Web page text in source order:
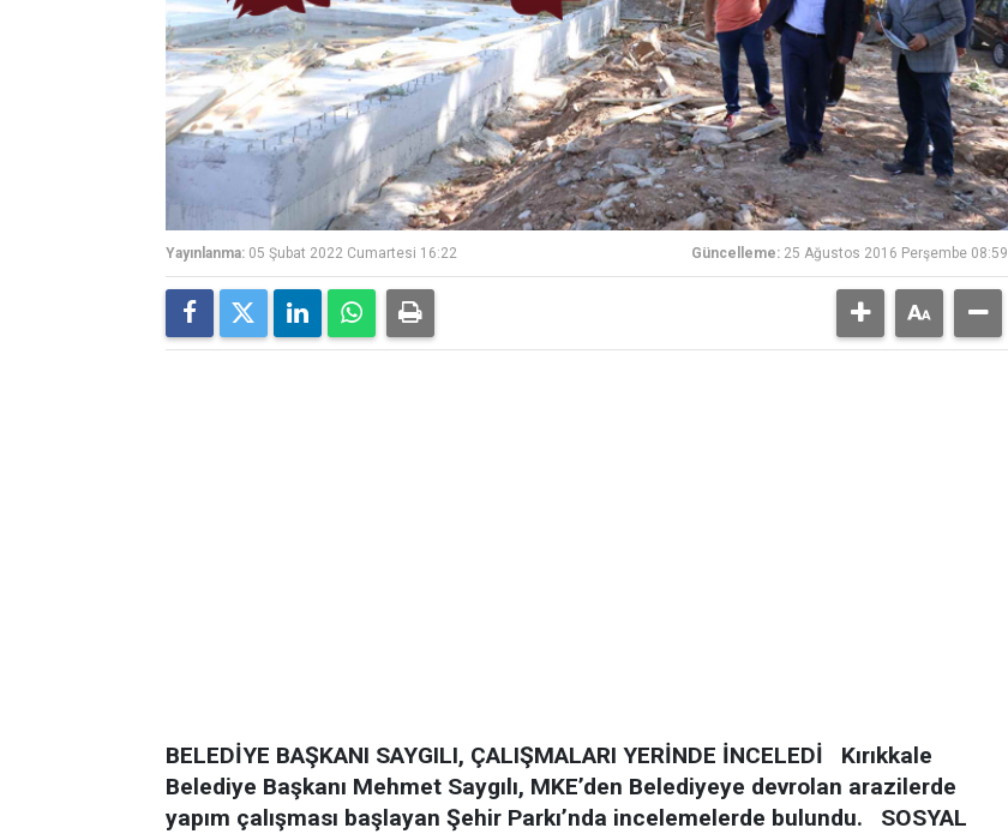
Yayınlanma: 05 Şubat 2022 Cumartesi 16:22 Güncelleme: 25 Ağustos 2016 Perşembe 08:59
BELEDİYE BAŞKANI SAYGILI, ÇALIŞMALARI YERİNDE İNCELEDİ
Kırıkkale
Belediye Başkanı Mehmet Saygılı, MKE’den Belediyeye devrolan arazilerde
yapım çalışması başlayan Şehir Parkı’nda incelemelerde bulundu.
SOSYAL